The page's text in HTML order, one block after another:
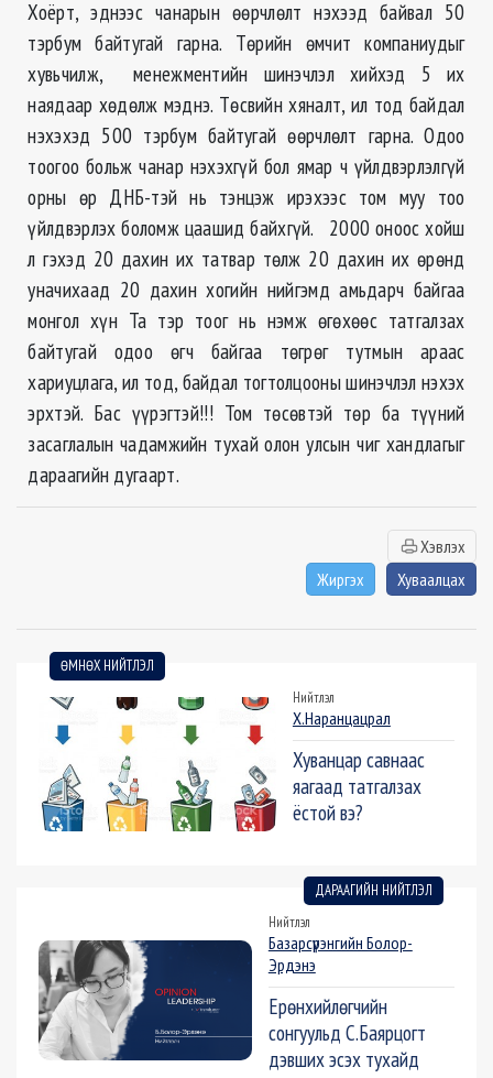
Хоёрт, эднээс чанарын өөрчлөлт нэхээд байвал 50
тэрбум байтугай гарна. Төрийн өмчит компаниудыг
хувьчилж, менежментийн шинэчлэл хийхэд 5 их
наядаар хөдөлж мэднэ. Төсвийн хяналт, ил тод байдал
нэхэхэд 500 тэрбум байтугай өөрчлөлт гарна. Одоо
тоогоо больж чанар нэхэхгүй бол ямар ч үйлдвэрлэлгүй
орны өр ДНБ-тэй нь тэнцэж ирэхээс том муу тоо
үйлдвэрлэх боломж цаашид байхгүй. 2000 оноос хойш
л гэхэд 20 дахин их татвар төлж 20 дахин их өрөнд
уначихаад 20 дахин хогийн нийгэмд амьдарч байгаа
монгол хүн Та тэр тоог нь нэмж өгөхөөс татгалзах
байтугай одоо өгч байгаа төгрөг тутмын араас
хариуцлага, ил тод, байдал тогтолцооны шинэчлэл нэхэх
эрхтэй. Бас үүрэгтэй!!! Том төсөвтэй төр ба түүний
засаглалын чадамжийн тухай олон улсын чиг хандлагыг
дараагийн дугаарт.
Хэвлэх
Жиргэх
Хуваалцах
ӨМНӨХ НИЙТЛЭЛ
Нийтлэл
Х.Наранцацрал
Хуванцар савнаас
яагаад татгалзах
ёстой вэ?
ДАРААГИЙН НИЙТЛЭЛ
Нийтлэл
Базарсүрэнгийн Болор-
Эрдэнэ
Ерөнхийлөгчийн
сонгуульд С.Баярцогт
дэвших эсэх тухайд